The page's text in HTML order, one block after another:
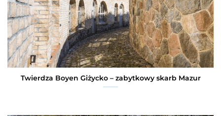
Twierdza Boyen Giżycko – zabytkowy skarb Mazur